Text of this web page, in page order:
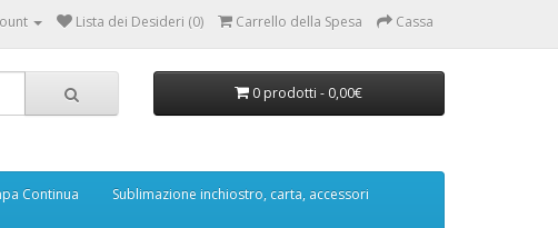
Lista dei Desideri (0) Carrello della Spesa Cassa
0 prodotti - 0,00€
Continua Sublimazione inchiostro, carta, accessori